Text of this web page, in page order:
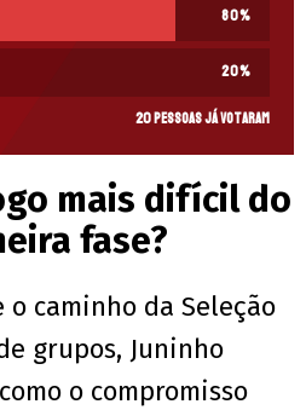
80%
20%
20 pessoas já votaram
mais difícil do
fase?
caminho da Seleção
grupos, Juninho
o compromisso